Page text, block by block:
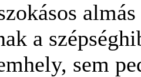
a
sem